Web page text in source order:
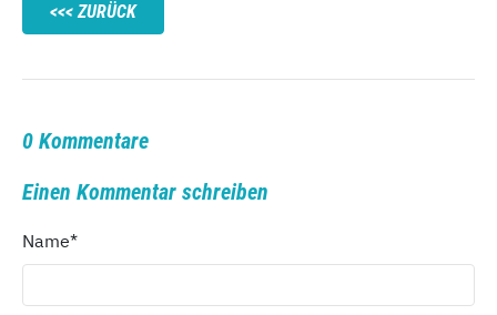
ZURÜCK
0 Kommentare
Einen Kommentar schreiben
Name*